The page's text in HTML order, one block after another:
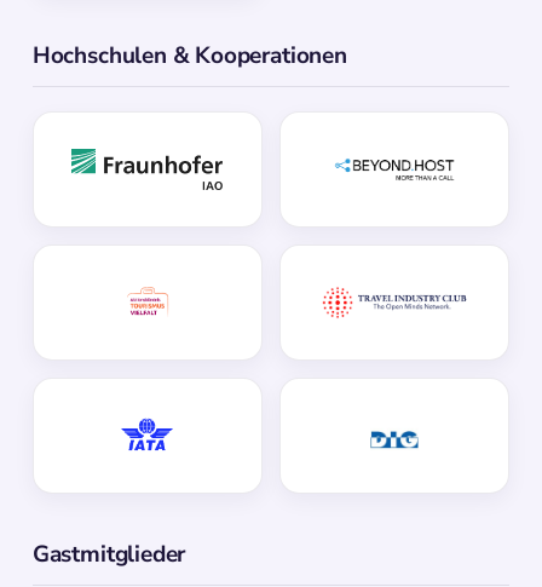
Hochschulen & Kooperationen
Gastmitglieder